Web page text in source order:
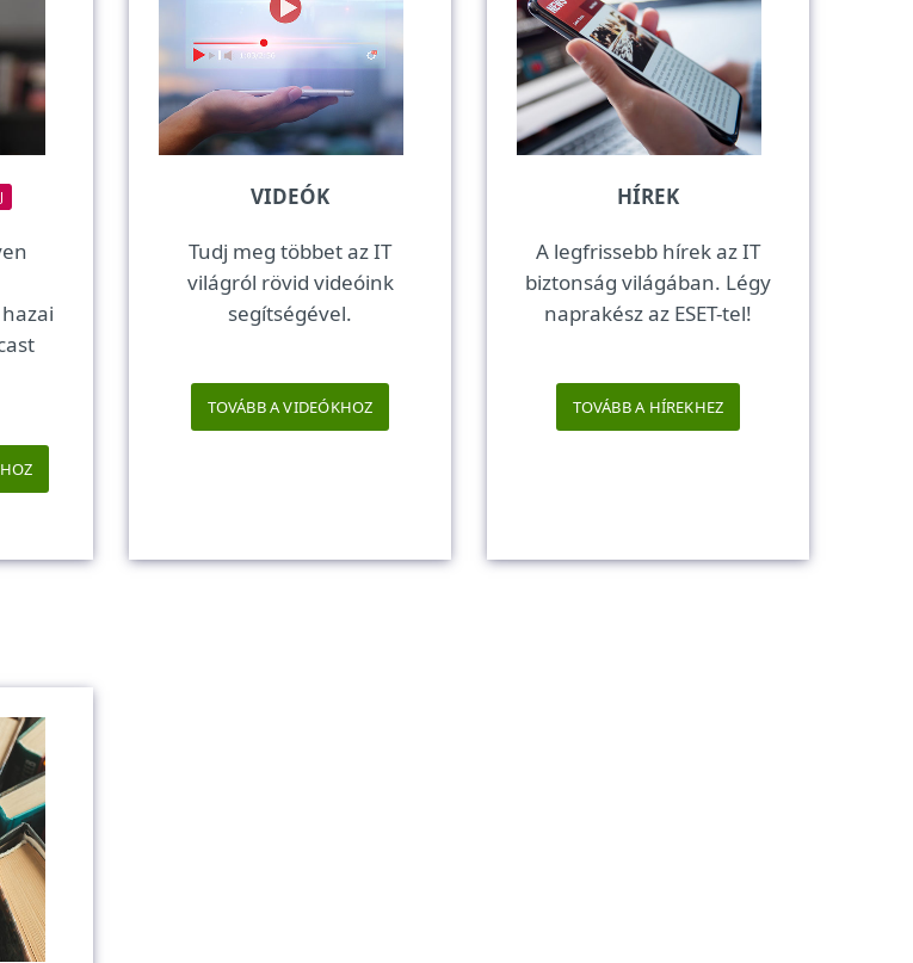
VIDEÓK
Tudj meg többet az IT
világról rövid videóink
segítségével.
TOVÁBB A VIDEÓKHOZ
HÍREK
A legfrissebb hírek az IT
biztonság világában. Légy
naprakész az ESET-tel!
TOVÁBB A HÍREKHEZ